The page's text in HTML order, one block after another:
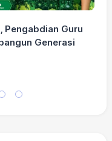
Pengabdian Guru
Generasi